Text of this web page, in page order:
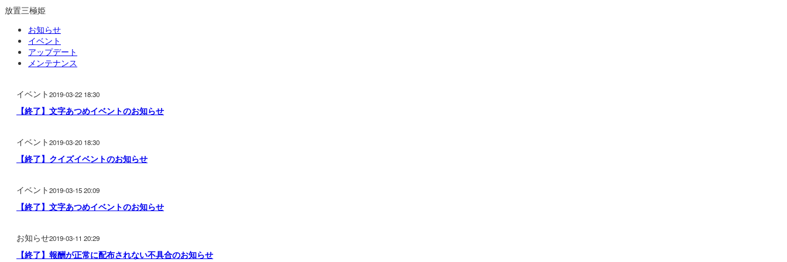
放置三極姫
お知らせ
イベント
アップデート
メンテナンス
イベント2019-03-22 18:30
【終了】文字あつめイベントのお知らせ
イベント2019-03-20 18:30
【終了】クイズイベントのお知らせ
イベント2019-03-15 20:09
【終了】文字あつめイベントのお知らせ
お知らせ2019-03-11 20:29
【終了】報酬が正常に配布されない不具合のお知らせ